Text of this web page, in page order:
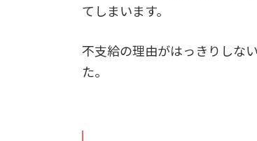
てしまいます。
不支給の理由がはっきりしな
た。